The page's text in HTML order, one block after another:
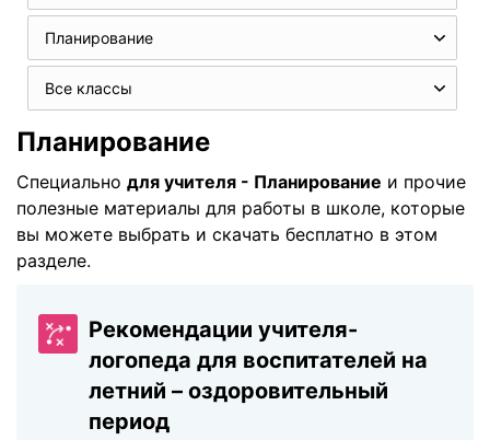
Планирование
Все классы
Планирование
Специально для учителя - Планирование и прочие
полезные материалы для работы в школе, которые
вы можете выбрать и скачать бесплатно в этом
разделе.
Рекомендации учителя-
логопеда для воспитателей на
летний – оздоровительный
период